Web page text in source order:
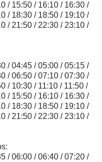
/ 15:50 / 16:10 / 16:30 /
/ 18:30 / 18:50 / 19:10 /
/ 21:50 / 22:30 / 23:10 /
/ 04:45 / 05:00 / 05:15 /
/ 06:50 / 07:10 / 07:30 /
/ 10:30 / 11:10 / 11:50 /
/ 15:50 / 16:10 / 16:30 /
/ 18:30 / 18:50 / 19:10 /
/ 21:50 / 22:30 / 23:10 /
/ 06:00 / 06:40 / 07:20 /